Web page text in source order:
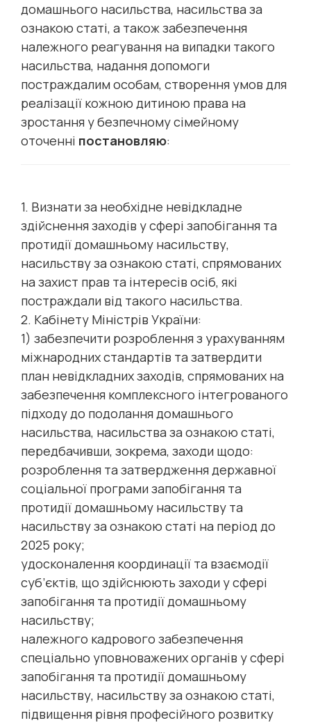
домашнього насильства, насильства за
ознакою статі, а також забезпечення
належного реагування на випадки такого
насильства, надання допомоги
постраждалим особам, створення умов для
реалізації кожною дитиною права на
зростання у безпечному сімейному
оточенні постановляю:
1. Визнати за необхідне невідкладне
здійснення заходів у сфері запобігання та
протидії домашньому насильству,
насильству за ознакою статі, спрямованих
на захист прав та інтересів осіб, які
постраждали від такого насильства.
2. Кабінету Міністрів України:
1) забезпечити розроблення з урахуванням
міжнародних стандартів та затвердити
план невідкладних заходів, спрямованих на
забезпечення комплексного інтегрованого
підходу до подолання домашнього
насильства, насильства за ознакою статі,
передбачивши, зокрема, заходи щодо:
розроблення та затвердження державної
соціальної програми запобігання та
протидії домашньому насильству та
насильству за ознакою статі на період до
2025 року;
удосконалення координації та взаємодії
суб’єктів, що здійснюють заходи у сфері
запобігання та протидії домашньому
насильству;
належного кадрового забезпечення
спеціально уповноважених органів у сфері
запобігання та протидії домашньому
насильству, насильству за ознакою статі,
підвищення рівня професійного розвитку